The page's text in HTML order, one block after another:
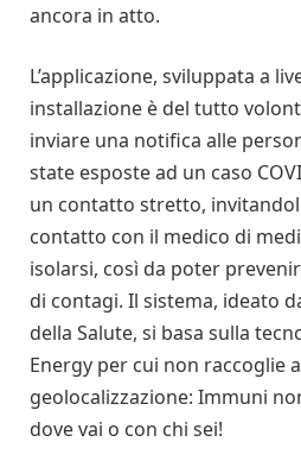
ancora in atto.
L’applicazione, sviluppata a
installazione è del tutto
inviare una notifica alle
state esposte ad un caso
un contatto stretto,
contatto con il medico di
isolarsi, così da poter
di contagi. Il sistema, ideato
della Salute, si basa sulla
Energy per cui non raccoglie
geolocalizzazione: Immuni
dove vai o con chi sei!